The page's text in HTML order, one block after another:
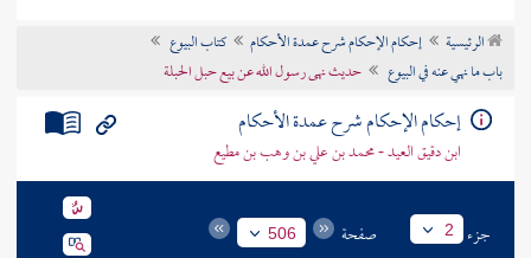
تراجم الأعلام
الرئيسية إحكام الإحكام شرح عمدة الأحكام
كتاب البيوع
باب ما نهي عنه في البيوع
حديث نهى رسول الله عن بيع حبل الحبلة
إحكام الإحكام شرح عمدة الأحكام
ابن دقيق العيد - محمد بن علي بن وهب بن مطيع
جزء 2 صفحة 506